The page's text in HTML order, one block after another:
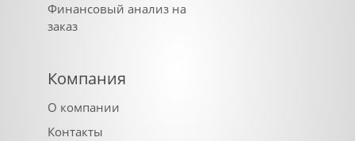
Финансовый анализ на
заказ
Компания
О компании
Контакты